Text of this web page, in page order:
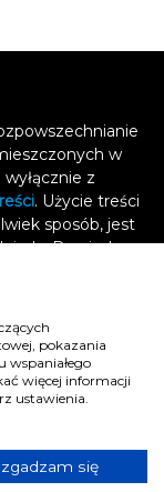
w
z
. Użycie treści
sposób, jest
Dowiedz
i grozi
pokazania
wspaniałego
więcej informacji
ustawienia.
się